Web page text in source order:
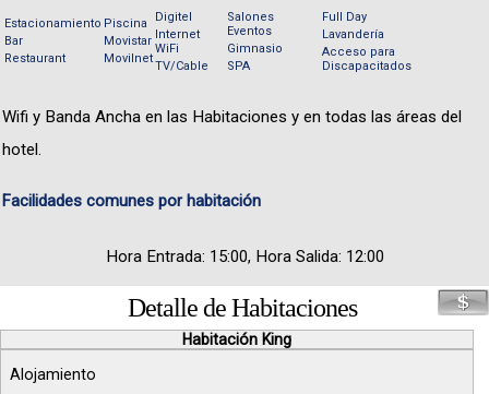
Estacionamiento
Bar
Restaurant
Piscina
Movistar
Movilnet
Digitel
Internet
WiFi
TV/Cable
Salones
Eventos
Gimnasio
SPA
Full Day
Lavandería
Acceso para
Discapacitados
Wifi y Banda Ancha en las Habitaciones y en todas las áreas del
hotel.
Facilidades comunes por habitación
Hora Entrada: 15:00, Hora Salida: 12:00
Detalle de Habitaciones
Habitación King
Alojamiento